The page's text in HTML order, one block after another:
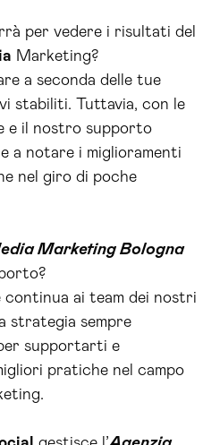
per vedere i risultati del
Marketing?
a seconda delle tue
stabiliti. Tuttavia, con le
e il nostro supporto
a notare i miglioramenti
nel giro di poche
Marketing Bologna
continua ai team dei nostri
strategia sempre
supportarti e
pratiche nel campo